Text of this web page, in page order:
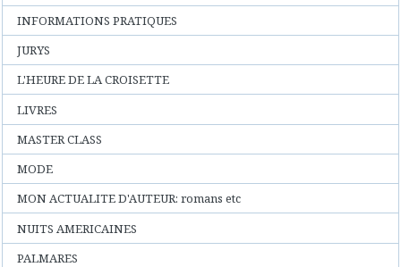
INFORMATIONS PRATIQUES
JURYS
L'HEURE DE LA CROISETTE
LIVRES
MASTER CLASS
MODE
MON ACTUALITE D'AUTEUR: romans etc
NUITS AMERICAINES
PALMARES